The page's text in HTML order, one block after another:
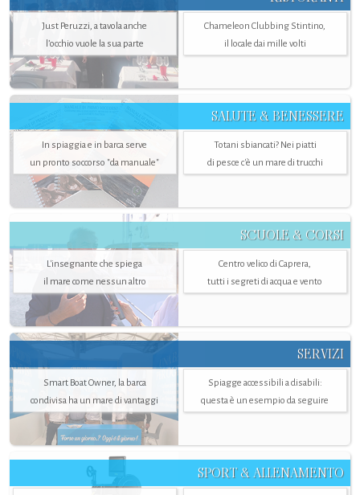
Just Peruzzi, a tavola anche
l’occhio vuole la sua parte
Chameleon Clubbing Stintino,
il locale dai mille volti
SALUTE & BENESSERE
In spiaggia e in barca serve
un pronto soccorso "da manuale"
Totani sbiancati? Nei piatti
di pesce c'è un mare di trucchi
SCUOLE & CORSI
L'insegnante che spiega
il mare come nessun altro
Centro velico di Caprera,
tutti i segreti di acqua e vento
SERVIZI
Smart Boat Owner, la barca
condivisa ha un mare di vantaggi
Spiagge accessibili a disabili:
questa è un esempio da seguire
SPORT & ALLENAMENTO